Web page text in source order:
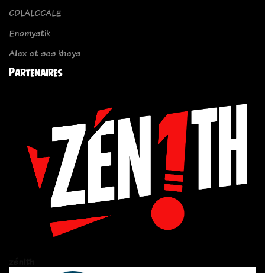
CDLALOCALE
Enomystik
Alex et ses kheys
Partenaires